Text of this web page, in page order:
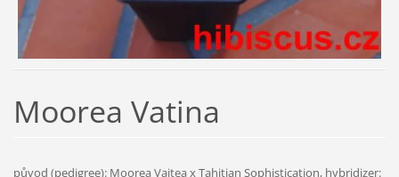
Moorea Vatina
původ (pedigree): Moorea Vaitea x Tahitian Sophistication, hybridizer: